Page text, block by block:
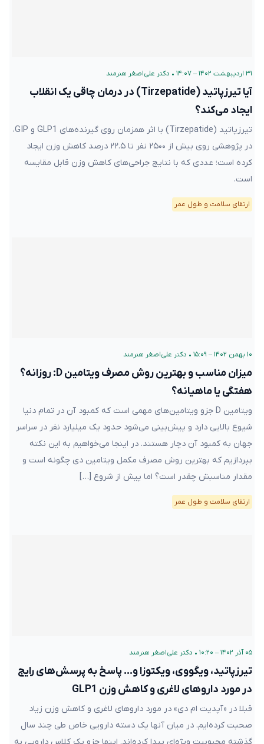
۳۱ اردیبهشت ۱۴۰۲ – ۱۴:۰۷ • دکتر علی‌اصغر هنرمند
آیا تیرزپاتید (Tirzepatide) در درمان چاقی یک انقلاب
ایجاد می‌کند؟
تیرزپاتید (Tirzepatide) با اثر همزمان روی گیرنده‌های GLP1 و GIP،
در پژوهشی روی بیش از ۲۵۰۰ نفر تا ۲۲.۵ درصد کاهش وزن ایجاد
کرده است؛ عددی که با نتایج جراحی‌های کاهش وزن قابل مقایسه
است.
ارتقای سلامت و طول عمر
۱۰ بهمن ۱۴۰۲ – ۱۵:۰۹ • دکتر علی‌اصغر هنرمند
میزان مناسب و بهترین روش مصرف ویتامین D: روزانه؟
هفتگی یا ماهیانه؟
ویتامین D جزو ویتامین‌های مهمی است که کمبود آن در تمام دنیا
شیوع بالایی دارد و پیش‌بینی می‌شود حدود یک میلیارد نفر در سراسر
جهان به کمبود آن دچار هستند. در اینجا می‌خواهیم به این نکته
بپردازیم که بهترین روش مصرف مکمل ویتامین دی چگونه است و
مقدار مناسبش چقدر است؟ اما پیش از شروع […]
ارتقای سلامت و طول عمر
۰۵ آذر ۱۴۰۲ – ۱۰:۲۰ • دکتر علی‌اصغر هنرمند
تیرزپاتید، ویگووی، ویکتوزا و… پاسخ به پرسش‌های رایج
در مورد داروهای لاغری و کاهش وزن GLP1
قبلا در «آپدیت ام دی» در مورد داروهای لاغری و کاهش وزن زیاد
صحبت کرده‌ایم. در میان آنها یک دسته دارویی خاص طی چند سال
گذشته محبوبیت ویژه‌ای پیدا کرده‌اند. اینها جزو یک کلاس دارویی به